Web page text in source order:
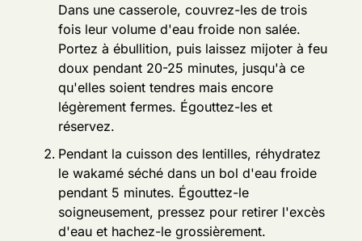
Dans une casserole, couvrez-les de trois
fois leur volume d'eau froide non salée.
Portez à ébullition, puis laissez mijoter à feu
doux pendant 20-25 minutes, jusqu'à ce
qu'elles soient tendres mais encore
légèrement fermes. Égouttez-les et
réservez.
Pendant la cuisson des lentilles, réhydratez
le wakamé séché dans un bol d'eau froide
pendant 5 minutes. Égouttez-le
soigneusement, pressez pour retirer l'excès
d'eau et hachez-le grossièrement.